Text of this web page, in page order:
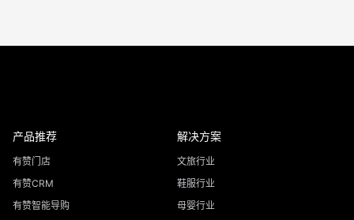
产品推荐
有赞门店
有赞CRM
有赞智能导购
解决方案
文旅行业
鞋服行业
母婴行业